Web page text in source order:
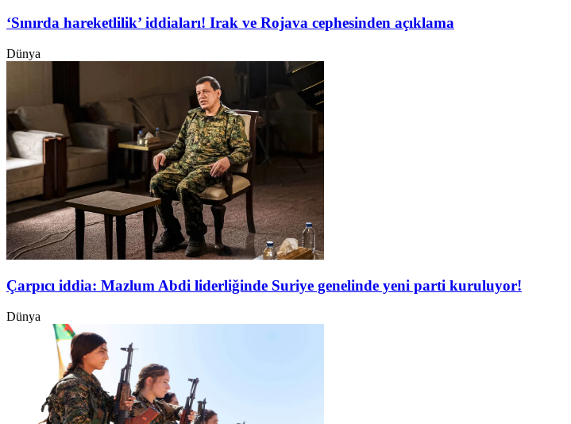
‘Sınırda hareketlilik’ iddiaları! Irak ve Rojava cephesinden açıklama
Dünya
Çarpıcı iddia: Mazlum Abdi liderliğinde Suriye genelinde yeni parti kuruluyor!
Dünya